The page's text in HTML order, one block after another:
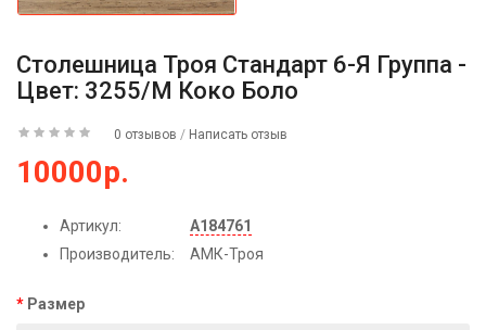
Столешница Троя Стандарт 6-Я Группа -
Цвет: 3255/M Коко Боло
0 отзывов / Написать отзыв
10000р.
Артикул:
А184761
Производитель:
АМК-Троя
Размер